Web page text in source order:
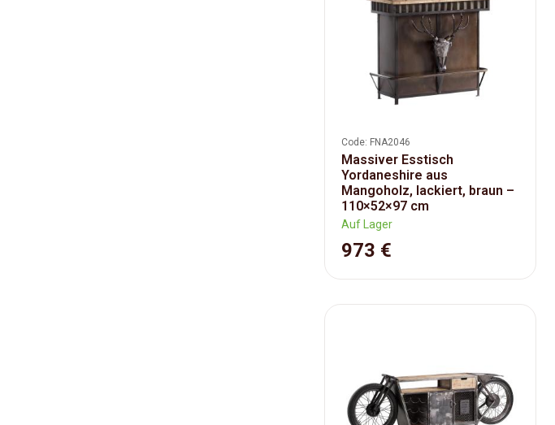
Code: FNA2046
Massiver Esstisch
Yordaneshire aus
Mangoholz, lackiert, braun –
110×52×97 cm
Auf Lager
973 €